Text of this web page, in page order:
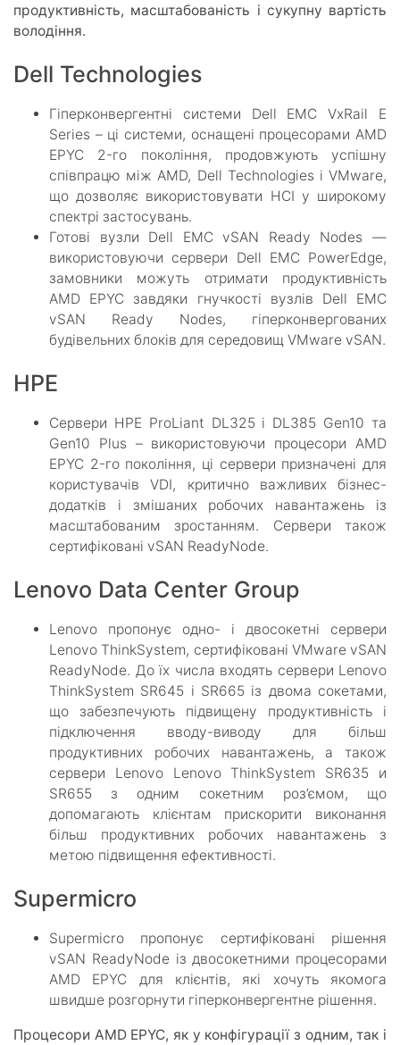
продуктивність, масштабованість і сукупну вартість
володіння.
Dell Technologies
Гіперконвергентні системи Dell EMC VxRail E
Series – ці системи, оснащені процесорами AMD
EPYC 2-го покоління, продовжують успішну
співпрацю між AMD, Dell Technologies і VMware,
що дозволяє використовувати HCI у широкому
спектрі застосувань.
Готові вузли Dell EMC vSAN Ready Nodes —
використовуючи сервери Dell EMC PowerEdge,
замовники можуть отримати продуктивність
AMD EPYC завдяки гнучкості вузлів Dell EMC
vSAN Ready Nodes, гіперконвергованих
будівельних блоків для середовищ VMware vSAN.
HPE
Сервери HPE ProLiant DL325 і DL385 Gen10 та
Gen10 Plus – використовуючи процесори AMD
EPYC 2-го покоління, ці сервери призначені для
користувачів VDI, критично важливих бізнес-
додатків і змішаних робочих навантажень із
масштабованим зростанням. Сервери також
сертифіковані vSAN ReadyNode.
Lenovo Data Center Group
Lenovo пропонує одно- і двосокетні сервери
Lenovo ThinkSystem, сертифіковані VMware vSAN
ReadyNode. До їх числа входять сервери Lenovo
ThinkSystem SR645 і SR665 із двома сокетами,
що забезпечують підвищену продуктивність і
підключення вводу-виводу для більш
продуктивних робочих навантажень, а також
сервери Lenovo Lenovo ThinkSystem SR635 и
SR655 з одним сокетним роз’ємом, що
допомагають клієнтам прискорити виконання
більш продуктивних робочих навантажень з
метою підвищення ефективності.
Supermicro
Supermicro пропонує сертифіковані рішення
vSAN ReadyNode із двосокетними процесорами
AMD EPYC для клієнтів, які хочуть якомога
швидше розгорнути гіперконвергентне рішення.
Процесори AMD EPYC, як у конфігурації з одним, так і